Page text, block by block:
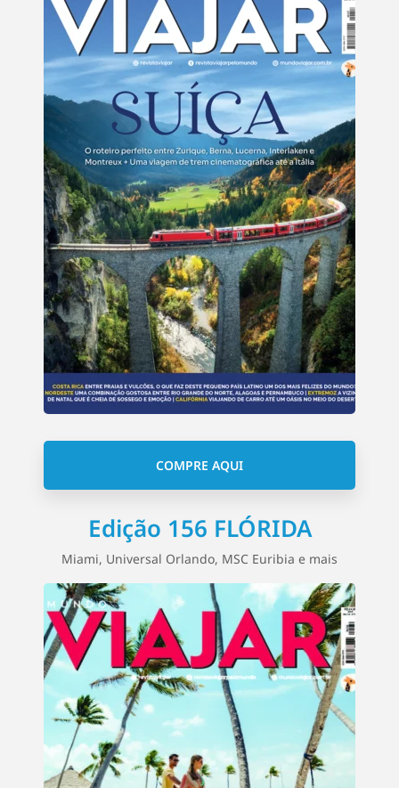
COMPRE AQUI
Edição 156 FLÓRIDA
Miami, Universal Orlando, MSC Euribia e mais